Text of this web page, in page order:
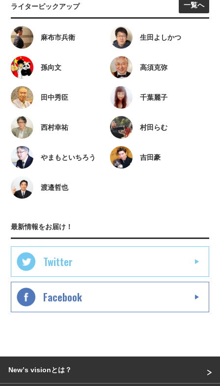
ライターピックアップ 一覧へ
麻布市兵衛 生田よしかつ
孫向文 高須克弥
田中秀臣 千葉麗子
西村幸祐 村田らむ
やまもといちろう 吉田豪
渡邉哲也
最新情報をお届け！
Twitter
Facebook
Newʼs visionとは？